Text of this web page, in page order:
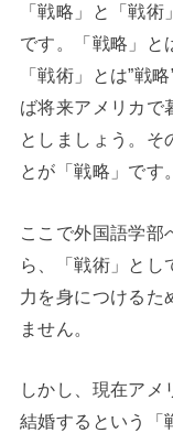
「戦略」と「戦
です。「戦略」と
「戦術」とは”戦
ば将来アメリカで
としましょう。そ
とが「戦略」です。
ここで外国語学部
ら、「戦術」とし
力を身につけるた
ません。
しかし、現在アメ
結婚するという「